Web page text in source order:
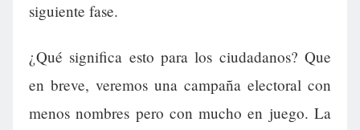
siguiente fase.
¿Qué significa esto para los ciudadanos? Que
en breve, veremos una campaña electoral con
menos nombres pero con mucho en juego. La